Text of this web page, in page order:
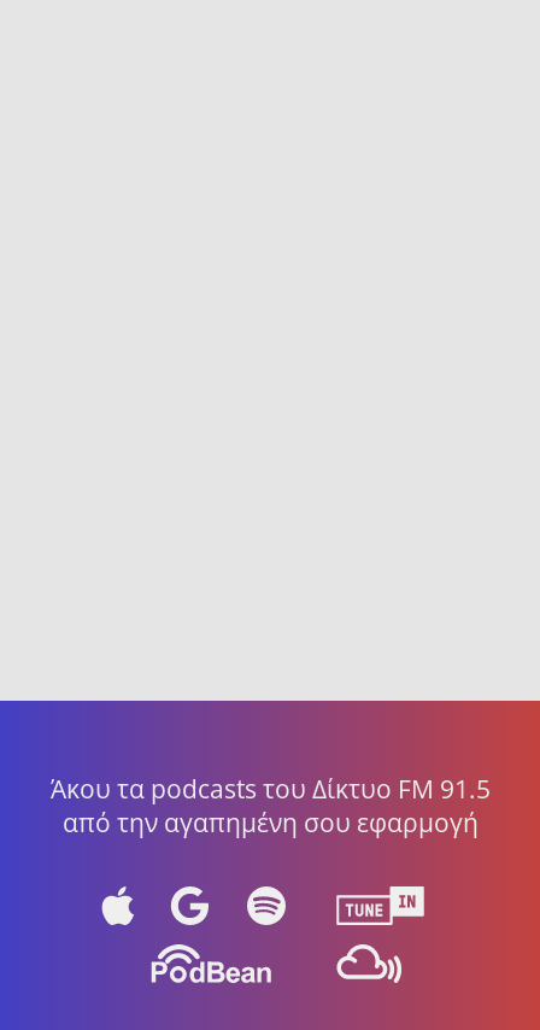
Άκου τα podcasts του Δίκτυο FM 91.5
από την αγαπημένη σου εφαρμογή